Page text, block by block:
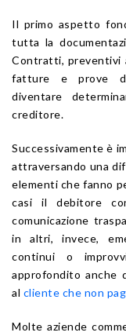
Il primo aspetto
tutta la
Contratti, preventivi
fatture e prove
diventare
creditore.
Successivamente è
attraversando una
elementi che fanno
casi il debitore
comunicazione
in altri, invece,
continui o
approfondito anche
al cliente che non
Molte aziende